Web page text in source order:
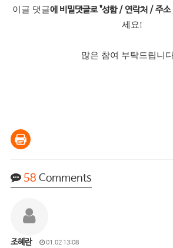
이글 댓글에 비밀댓글로 "성함 / 연락처 / 주
세요!
많은 참여 부탁드립니
58 Comments
조혜란 01.02 13:08